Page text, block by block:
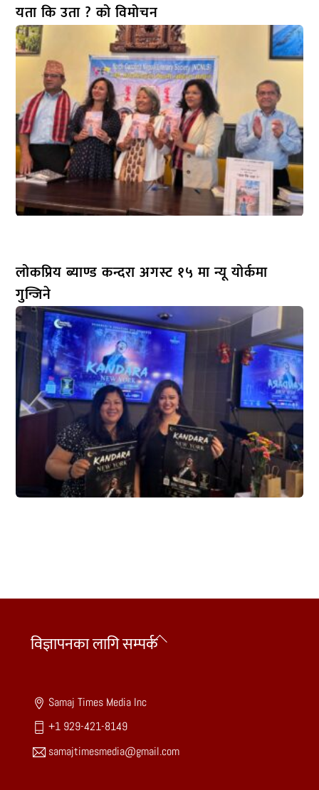
यता कि उता ? को विमोचन
लोकप्रिय ब्याण्ड कन्दरा अगस्ट १५ मा न्यू योर्कमा
गुन्जिने
Back
विज्ञापनका लागि सम्पर्क
Samaj Times Media Inc
+1 929-421-8149
samajtimesmedia@gmail.com